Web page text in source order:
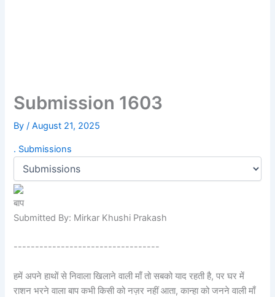
Submission 1603
By/August 21, 2025
. Submissions
बाप
Submitted By: Mirkar Khushi Prakash
----------------------------------
हमें अपने हाथों से निवाला खिलाने वाली माँ तो सबको याद रहती है, पर घर में
राशन भरने वाला बाप कभी किसी को नज़र नहीं आता, कान्हा को जनने वाली माँ